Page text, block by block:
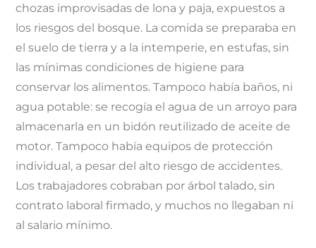
chozas improvisadas de lona y paja, expuestos a
los riesgos del bosque. La comida se preparaba en
el suelo de tierra y a la intemperie, en estufas, sin
las mínimas condiciones de higiene para
conservar los alimentos. Tampoco había baños, ni
agua potable: se recogía el agua de un arroyo para
almacenarla en un bidón reutilizado de aceite de
motor. Tampoco había equipos de protección
individual, a pesar del alto riesgo de accidentes.
Los trabajadores cobraban por árbol talado, sin
contrato laboral firmado, y muchos no llegaban ni
al salario mínimo.